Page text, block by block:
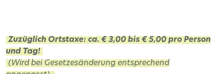
Zuzüglich Ortstaxe: ca. € 3,00 bis € 5,00 pro Person
und Tag!
(Wird bei Gesetzesänderung entsprechend